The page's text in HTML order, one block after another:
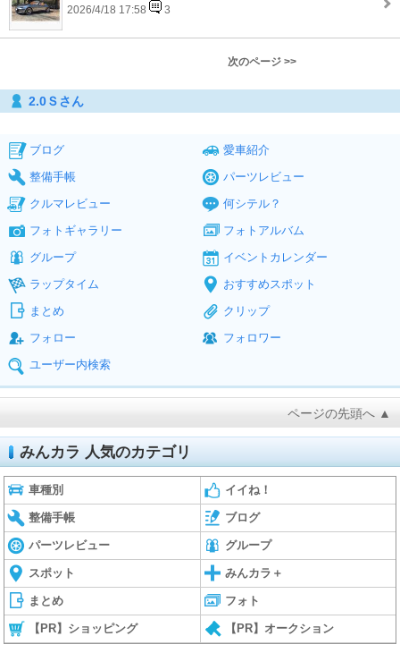
2026/4/18 17:58 3
次のページ >>
2.0Ｓさん
ブログ
愛車紹介
整備手帳
パーツレビュー
クルマレビュー
何シテル？
フォトギャラリー
フォトアルバム
グループ
イベントカレンダー
ラップタイム
おすすめスポット
まとめ
クリップ
フォロー
フォロワー
ユーザー内検索
ページの先頭へ ▲
みんカラ 人気のカテゴリ
車種別 イイね！
整備手帳 ブログ
パーツレビュー グループ
スポット みんカラ＋
まとめ フォト
【PR】ショッピング 【PR】オークション